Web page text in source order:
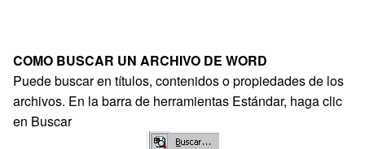
COMO BUSCAR UN ARCHIVO DE WORD
Puede buscar en títulos, contenidos o propiedades de los
archivos. En la barra de herramientas Estándar, haga clic
en Buscar